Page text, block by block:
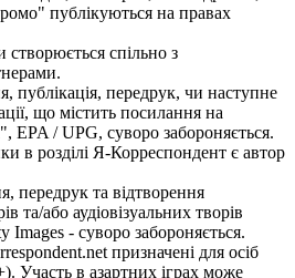
публікуються на правах
створюється спільно з
публікація, передрук, чи наступне
що містить посилання на
EPA / UPG, суворо забороняється.
в розділі Я-Корреспондент є автор
передрук та відтворення
та/або аудіовізуальних творів
Images - суворо забороняється.
призначені для осіб
Участь в азартних іграх може